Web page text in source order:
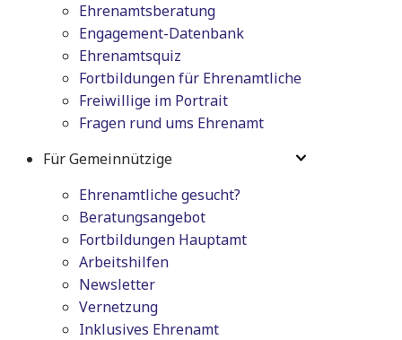
Ehrenamtsberatung
Engagement-Datenbank
Ehrenamtsquiz
Fortbildungen für Ehrenamtliche
Freiwillige im Portrait
Fragen rund ums Ehrenamt
Für Gemeinnützige
Ehrenamtliche gesucht?
Beratungsangebot
Fortbildungen Hauptamt
Arbeitshilfen
Newsletter
Vernetzung
Inklusives Ehrenamt